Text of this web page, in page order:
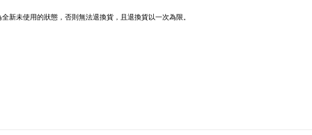
未使用的狀態，否則無法退換貨，且退換貨以一次為限。